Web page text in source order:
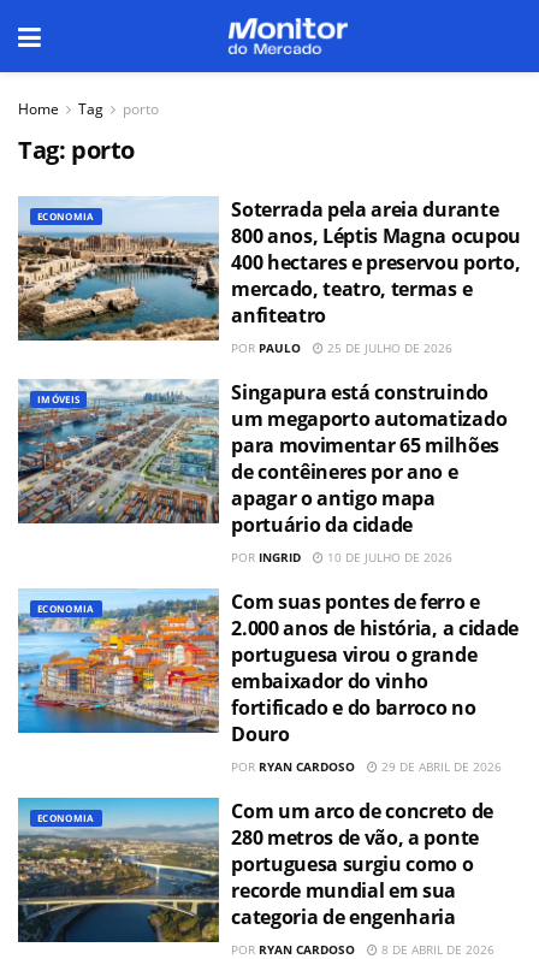
Home Tag porto
Tag: porto
ECONOMIA
Soterrada pela areia durante
800 anos, Léptis Magna ocupou
400 hectares e preservou porto,
mercado, teatro, termas e
anfiteatro
POR PAULO 25 DE JULHO DE 2026
IMÓVEIS
Singapura está construindo
um megaporto automatizado
para movimentar 65 milhões
de contêineres por ano e
apagar o antigo mapa
portuário da cidade
POR INGRID 10 DE JULHO DE 2026
ECONOMIA
Com suas pontes de ferro e
2.000 anos de história, a cidade
portuguesa virou o grande
embaixador do vinho
fortificado e do barroco no
Douro
POR RYAN CARDOSO 29 DE ABRIL DE 2026
ECONOMIA
Com um arco de concreto de
280 metros de vão, a ponte
portuguesa surgiu como o
recorde mundial em sua
categoria de engenharia
POR RYAN CARDOSO 8 DE ABRIL DE 2026